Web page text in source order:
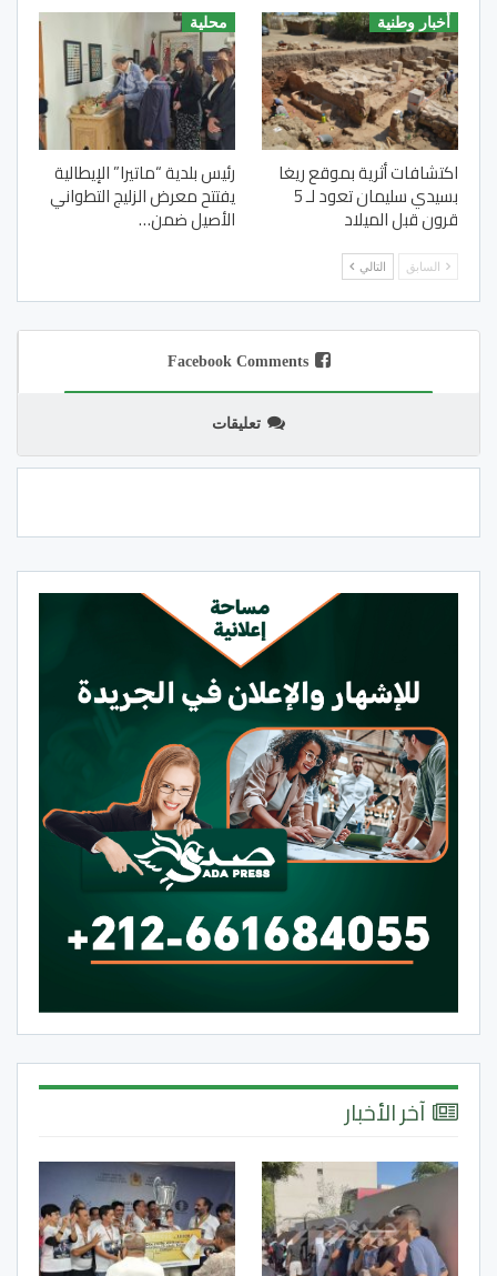
أخبار وطنية
اكتشافات أثرية بموقع ريغا
بسيدي سليمان تعود لـ 5
قرون قبل الميلاد
محلية
رئيس بلدية “ماتيرا” الإيطالية
يفتتح معرض الزليج التطواني
الأصيل ضمن…
السابق التالي
Facebook Comments
تعليقات
آخر الأخبار